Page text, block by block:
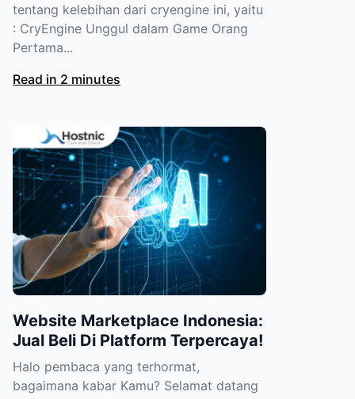
tentang kelebihan dari cryengine ini, yaitu
: CryEngine Unggul dalam Game Orang
Pertama...
Read in 2 minutes
Website Marketplace Indonesia:
Jual Beli Di Platform Terpercaya!
Halo pembaca yang terhormat,
bagaimana kabar Kamu? Selamat datang